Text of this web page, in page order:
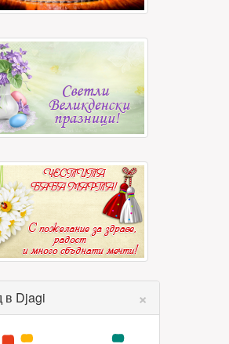
в Djagi ×